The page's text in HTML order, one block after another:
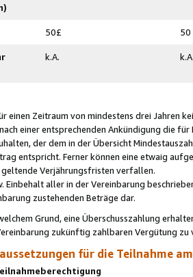
50£ 50
k.A.
einen Zeitraum von mindestens drei Jahren
einer entsprechenden Ankündigung die
der dem in der Übersicht
entspricht. Ferner können eine etwaig
Verjährungsfristen verfallen.
Einbehalt aller in der Vereinbarung
zustehenden Beträge dar.
Grund, eine Überschusszahlung
zukünftig zahlbaren Vergütung zu
für die Teilnahme